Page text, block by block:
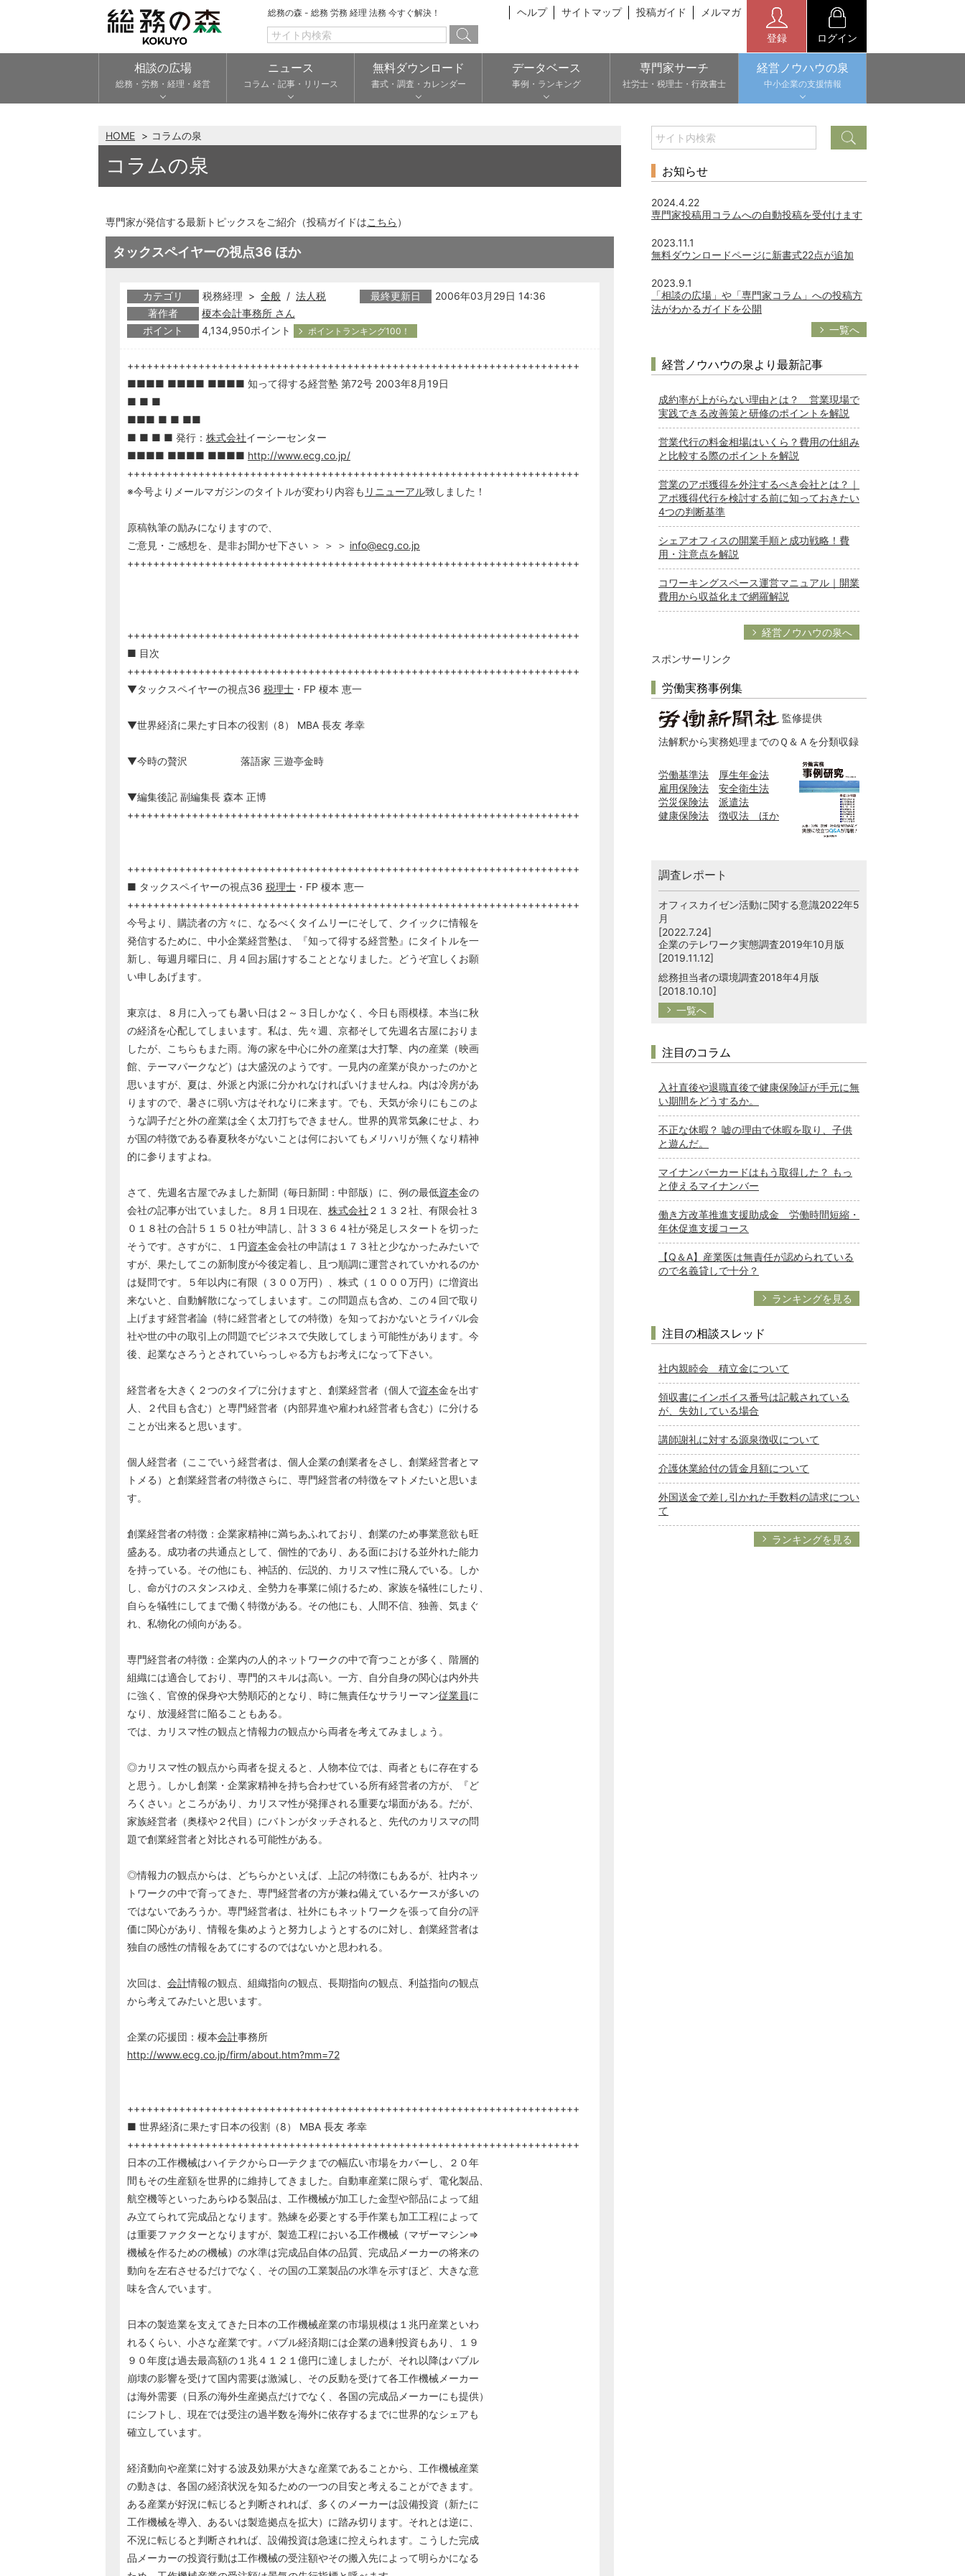
総務の森 - 総務 労務 経理 法務 今すぐ解決！ ヘルプ サイトマップ 投稿ガイド メルマガ
登録 ログイン
相談の広場
総務・労務・経理・経営
ニュース
コラム・記事・リリース
無料ダウンロード
書式・調査・カレンダー
データベース
事例・ランキング
専門家サーチ
社労士・税理士・行政書士
経営ノウハウの泉
中小企業の支援情報
HOME コラムの泉
コラムの泉
専門家が発信する最新トピックスをご紹介（投稿ガイドはこちら ）
タックスペイヤーの視点36 ほか
カテゴリ 税務経理 > 全般 / 法人税 最終更新日
2006年03月29日 14:36
著作者
榎本会計事務所 さん
ポイント
4,134,950ポイント ポイントランキング100！
++++++++++++++++++++++++++++++++++++++++++++++++++++++++++++++++++++++
■■■■ ■■■■ ■■■■ 知って得する経営塾 第72号 2003年8月19日
■ ■ ■
■■■ ■ ■ ■■
■ ■ ■ ■ 発行： 株式会社イーシーセンター
■■■■ ■■■■ ■■■■ http://www.ecg.co.jp/
++++++++++++++++++++++++++++++++++++++++++++++++++++++++++++++++++++++
※今号よりメールマガジンのタイトルが変わり内容も リニューアル致しました！
原稿執筆の励みになりますので、
ご意見・ご感想を、是非お聞かせ下さい ＞ ＞ ＞ info@ecg.co.jp
++++++++++++++++++++++++++++++++++++++++++++++++++++++++++++++++++++++
++++++++++++++++++++++++++++++++++++++++++++++++++++++++++++++++++++++
■ 目次
++++++++++++++++++++++++++++++++++++++++++++++++++++++++++++++++++++++
▼タックスペイヤーの視点36 税理士 ・FP 榎本 恵一
▼世界経済に果たす日本の役割（8） MBA 長友 孝幸
▼今時の贅沢 落語家 三遊亭金時
▼編集後記 副編集長 森本 正博
++++++++++++++++++++++++++++++++++++++++++++++++++++++++++++++++++++++
++++++++++++++++++++++++++++++++++++++++++++++++++++++++++++++++++++++
■ タックスペイヤーの視点36 税理士 ・FP 榎本 恵一
++++++++++++++++++++++++++++++++++++++++++++++++++++++++++++++++++++++
今号より、購読者の方々に、なるべくタイムリーにそして、クイックに情報を
発信するために、中小企業経営塾は、『知って得する経営塾』にタイトルを一
新し、毎週月曜日に、月４回お届けすることとなりました。どうぞ宜しくお願
い申しあげます。
東京は、８月に入っても暑い日は２～３日しかなく、今日も雨模様。本当に秋
の経済を心配してしまいます。私は、先々週、京都そして先週名古屋におりま
したが、こちらもまた雨。海の家を中心に外の産業は大打撃、内の産業（映画
館、テーマパークなど）は大盛況のようです。一見内の産業が良かったのかと
思いますが、夏は、外派と内派に分かれなければいけませんね。内は冷房があ
りますので、暑さに弱い方はそれなりに来ます。でも、天気が余りにもこのよ
うな調子だと外の産業は全く太刀打ちできません。世界的異常気象にせよ、わ
が国の特徴である春夏秋冬がないことは何においてもメリハリが無くなり精神
的に参りますよね。
さて、先週名古屋でみました新聞（毎日新聞：中部版）に、例の最低資本金の
会社の記事が出ていました。８月１日現在、 株式会社 ２１３２社、有限会社３
０１８社の合計５１５０社が申請し、計３３６４社が発足しスタートを切った
そうです。さすがに、１円資本金会社の申請は１７３社と少なかったみたいで
すが、果たしてこの新制度が今後定着し、且つ順調に運営されていかれるのか
は疑問です。５年以内に有限（３００万円）、株式（１０００万円）に増資出
来ないと、自動解散になってしまいます。この問題点も含め、この４回で取り
上げます経営者論（特に経営者としての特徴）を知っておかないとライバル会
社や世の中の取引上の問題でビジネスで失敗してしまう可能性があります。今
後、起業なさろうとされていらっしゃる方もお考えになって下さい。
経営者を大きく２つのタイプに分けますと、創業経営者（個人で資本金を出す
人、２代目も含む）と専門経営者（内部昇進や雇われ経営者も含む）に分ける
ことが出来ると思います。
個人経営者（ここでいう経営者は、個人企業の創業者をさし、創業経営者とマ
トメる）と創業経営者の特徴さらに、専門経営者の特徴をマトメたいと思いま
す。
創業経営者の特徴：企業家精神に満ちあふれており、創業のため事業意欲も旺
盛ある。成功者の共通点として、個性的であり、ある面における並外れた能力
を持っている。その他にも、神話的、伝説的、カリスマ性に飛んでいる。しか
し、命がけのスタンスゆえ、全勢力を事業に傾けるため、家族を犠牲にしたり、
自らを犠牲にしてまで働く特徴がある。その他にも、人間不信、独善、気まぐ
れ、私物化の傾向がある。
専門経営者の特徴：企業内の人的ネットワークの中で育つことが多く、階層的
組織には適合しており、専門的スキルは高い。一方、自分自身の関心は内外共
に強く、官僚的保身や大勢順応的となり、時に無責任なサラリーマン従業員に
なり、放漫経営に陥ることもある。
では、カリスマ性の観点と情報力の観点から両者を考えてみましょう。
◎カリスマ性の観点から両者を捉えると、人物本位では、両者ともに存在する
と思う。しかし創業・企業家精神を持ち合わせている所有経営者の方が、『ど
ろくさい』ところがあり、カリスマ性が発揮される重要な場面がある。だが、
家族経営者（奥様や２代目）にバトンがタッチされると、先代のカリスマの問
題で創業経営者と対比される可能性がある。
◎情報力の観点からは、どちらかといえば、上記の特徴にもあるが、社内ネッ
トワークの中で育ってきた、専門経営者の方が兼ね備えているケースが多いの
ではないであろうか。専門経営者は、社外にもネットワークを張って自分の評
価に関心があり、情報を集めようと努力しようとするのに対し、創業経営者は
独自の感性の情報をあてにするのではないかと思われる。
次回は、 会計情報の観点、組織指向の観点、長期指向の観点、利益指向の観点
から考えてみたいと思います。
企業の応援団：榎本会計事務所
http://www.ecg.co.jp/firm/about.htm?mm=72
++++++++++++++++++++++++++++++++++++++++++++++++++++++++++++++++++++++
■ 世界経済に果たす日本の役割（8） MBA 長友 孝幸
++++++++++++++++++++++++++++++++++++++++++++++++++++++++++++++++++++++
日本の工作機械はハイテクからロ―テクまでの幅広い市場をカバーし、２０年
間もその生産額を世界的に維持してきました。自動車産業に限らず、電化製品、
航空機等といったあらゆる製品は、工作機械が加工した金型や部品によって組
み立てられて完成品となります。熟練を必要とする手作業も加工工程によって
は重要ファクターとなりますが、製造工程においる工作機械（マザーマシン⇒
機械を作るための機械）の水準は完成品自体の品質、完成品メーカーの将来の
動向を左右させるだけでなく、その国の工業製品の水準を示すほど、大きな意
味を含んでいます。
日本の製造業を支えてきた日本の工作機械産業の市場規模は１兆円産業といわ
れるくらい、小さな産業です。バブル経済期には企業の過剰投資もあり、１９
９０年度は過去最高額の１兆４１２１億円に達しましたが、それ以降はバブル
崩壊の影響を受けて国内需要は激減し、その反動を受けて各工作機械メーカー
は海外需要（日系の海外生産拠点だけでなく、各国の完成品メーカーにも提供）
にシフトし、現在では受注の過半数を海外に依存するまでに世界的なシェアも
確立しています。
経済動向や産業に対する波及効果が大きな産業であることから、工作機械産業
の動きは、各国の経済状況を知るための一つの目安と考えることができます。
ある産業が好況に転じると判断されれば、多くのメーカーは設備投資（新たに
工作機械を導入、あるいは製造拠点を拡大）に踏み切ります。それとは逆に、
不況に転じると判断されれば、設備投資は急速に控えられます。こうした完成
品メーカーの投資行動は工作機械の受注額やその搬入先によって明らかになる
お知らせ
2024.4.22
専門家投稿用コラムへの自動投稿を受付けます
2023.11.1
無料ダウンロードページに新書式22点が追加
2023.9.1
「相談の広場」や「専門家コラム」への投稿方
法がわかるガイドを公開
一覧へ
経営ノウハウの泉より最新記事
成約率が上がらない理由とは？ 営業現場で
実践できる改善策と研修のポイントを解説
営業代行の料金相場はいくら？費用の仕組み
と比較する際のポイントを解説
営業のアポ獲得を外注するべき会社とは？｜
アポ獲得代行を検討する前に知っておきたい
4つの判断基準
シェアオフィスの開業手順と成功戦略！費
用・注意点を解説
コワーキングスペース運営マニュアル｜開業
費用から収益化まで網羅解説
経営ノウハウの泉へ
スポンサーリンク
労働実務事例集
監修提供
法解釈から実務処理までのＱ＆Ａを分類収録
労働基準法
厚生年金法
雇用保険法
安全衛生法
労災保険法
派遣法
健康保険法
徴収法 ほか
調査レポート
オフィスカイゼン活動に関する意識2022年5
月
[2022.7.24]
企業のテレワーク実態調査2019年10月版
[2019.11.12]
総務担当者の環境調査2018年4月版
[2018.10.10]
一覧へ
注目のコラム
入社直後や退職直後で健康保険証が手元に無
い期間をどうするか。
不正な休暇？ 嘘の理由で休暇を取り、子供
と遊んだ。
マイナンバーカードはもう取得した？ もっ
と使えるマイナンバー
働き方改革推進支援助成金 労働時間短縮・
年休促進支援コース
【Q＆A】産業医は無責任が認められている
ので名義貸しで十分？
ランキングを見る
注目の相談スレッド
社内親睦会 積立金について
領収書にインボイス番号は記載されている
が、失効している場合
講師謝礼に対する源泉徴収について
介護休業給付の賃金月額について
外国送金で差し引かれた手数料の請求につい
て
ランキングを見る